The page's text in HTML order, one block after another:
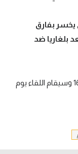
يخسر بفارق
بلغاريا ضد
وسيلتقي منتخب أمريكا مع بلجيكا في دور الـ 16 وسيقام اللقاء يوم